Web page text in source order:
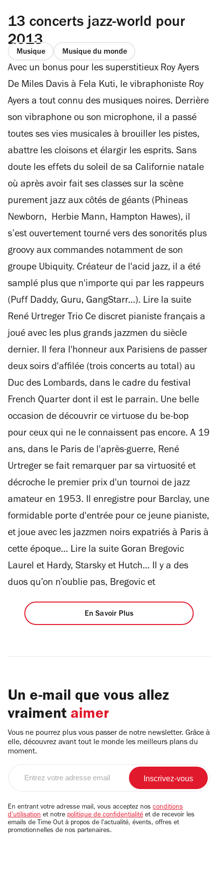
13 concerts jazz-world pour
2013
Musique Musique du monde
Avec un bonus pour les superstitieux Roy Ayers
De Miles Davis à Fela Kuti, le vibraphoniste Roy
Ayers a tout connu des musiques noires. Derrière
son vibraphone ou son microphone, il a passé
toutes ses vies musicales à brouiller les pistes,
abattre les cloisons et élargir les esprits. Sans
doute les effets du soleil de sa Californie natale
où après avoir fait ses classes sur la scène
purement jazz aux côtés de géants (Phineas
Newborn, Herbie Mann, Hampton Hawes), il
s’est ouvertement tourné vers des sonorités plus
groovy aux commandes notamment de son
groupe Ubiquity. Créateur de l'acid jazz, il a été
samplé plus que n'importe qui par les rappeurs
(Puff Daddy, Guru, GangStarr...). Lire la suite
René Urtreger Trio Ce discret pianiste français a
joué avec les plus grands jazzmen du siècle
dernier. Il fera l'honneur aux Parisiens de passer
deux soirs d'affilée (trois concerts au total) au
Duc des Lombards, dans le cadre du festival
French Quarter dont il est le parrain. Une belle
occasion de découvrir ce virtuose du be-bop
pour ceux qui ne le connaissent pas encore. A 19
ans, dans le Paris de l'après-guerre, René
Urtreger se fait remarquer par sa virtuosité et
décroche le premier prix d'un tournoi de jazz
amateur en 1953. Il enregistre pour Barclay, une
formidable porte d'entrée pour ce jeune pianiste,
et joue avec les jazzmen noirs expatriés à Paris à
cette époque... Lire la suite Goran Bregovic
Laurel et Hardy, Starsky et Hutch… Il y a des
duos qu’on n’oublie pas, Bregovic et
En Savoir Plus
Un e-mail que vous allez
vraiment aimer
Vous ne pourrez plus vous passer de notre newsletter. Grâce à
elle, découvrez avant tout le monde les meilleurs plans du
moment.
email
En entrant votre adresse mail, vous acceptez nos conditions
d'utilisation et notre politique de confidentialité et de recevoir les
emails de Time Out à propos de l'actualité, évents, offres et
promotionnelles de nos partenaires.